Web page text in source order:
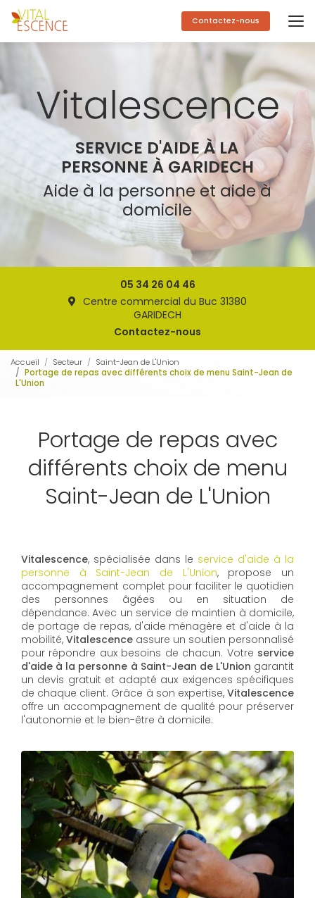
Aller
au
contenu
principal
Contactez-nous
SERVICE D'AIDE À LA
PERSONNE À GARIDECH
Aide à la personne et aide à
domicile
05 34 26 04 46
Centre commercial du Buc 31380
GARIDECH
Contactez-nous
Accueil Secteur
Saint-Jean de L'Union
Portage de repas avec différents choix de menu Saint-Jean de
L'Union
Portage de repas avec
différents choix de menu
Saint-Jean de L'Union
Vitalescence, spécialisée dans le service d'aide à la
personne à Saint-Jean de L'Union, propose un
accompagnement complet pour faciliter le quotidien
des personnes âgées ou en situation de
dépendance. Avec un service de maintien à domicile,
de portage de repas, d'aide ménagère et d'aide à la
mobilité, Vitalescence assure un soutien personnalisé
pour répondre aux besoins de chacun. Votre service
d'aide à la personne à Saint-Jean de L'Union garantit
un devis gratuit et adapté aux exigences spécifiques
de chaque client. Grâce à son expertise, Vitalescence
offre un accompagnement de qualité pour préserver
l'autonomie et le bien-être à domicile.